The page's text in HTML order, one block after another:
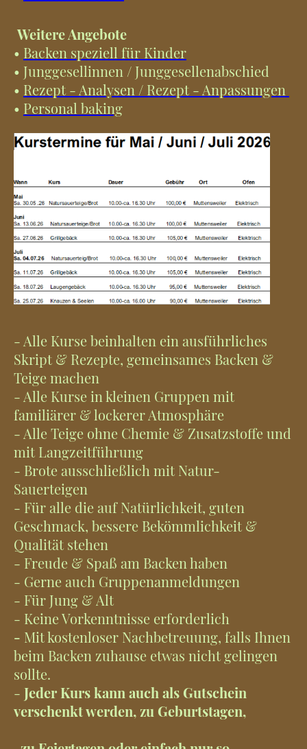
Weitere Angebote
• Backen speziell für Kinder
• Junggesellinnen / Junggesellenabschied
• Rezept - Analysen / Rezept - Anpassungen
• Personal baking
- Alle Kurse beinhalten ein ausführliches
Skript & Rezepte, gemeinsames Backen &
Teige machen
- Alle Kurse in kleinen Gruppen mit
familiärer & lockerer Atmosphäre
- Alle Teige ohne Chemie & Zusatzstoffe und
mit Langzeitführung
- Brote ausschließlich mit Natur-
Sauerteigen
- Für alle die auf Natürlichkeit, guten
Geschmack, bessere Bekömmlichkeit &
Qualität stehen
- Freude & Spaß am Backen haben
- Gerne auch Gruppenanmeldungen
- Für Jung & Alt
- Keine Vorkenntnisse erforderlich
- Mit kostenloser Nachbetreuung, falls Ihnen
beim Backen zuhause etwas nicht gelingen
sollte.
- Jeder Kurs kann auch als Gutschein
verschenkt werden, zu Geburtstagen,